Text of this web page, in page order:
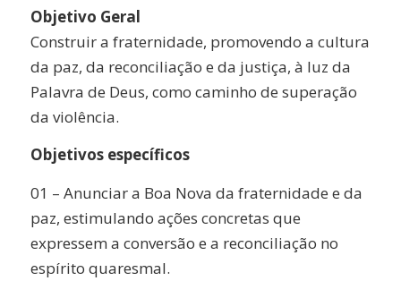
Objetivo Geral
Construir a fraternidade, promovendo a cultura
da paz, da reconciliação e da justiça, à luz da
Palavra de Deus, como caminho de superação
da violência.
Objetivos específicos
01 – Anunciar a Boa Nova da fraternidade e da
paz, estimulando ações concretas que
expressem a conversão e a reconciliação no
espírito quaresmal.